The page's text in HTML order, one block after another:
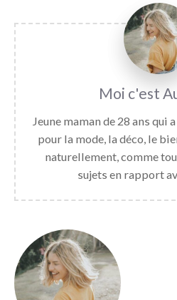
Jeune maman de 28 ans qui
pour la mode, la déco, le
naturellement, comme
sujets en rapport